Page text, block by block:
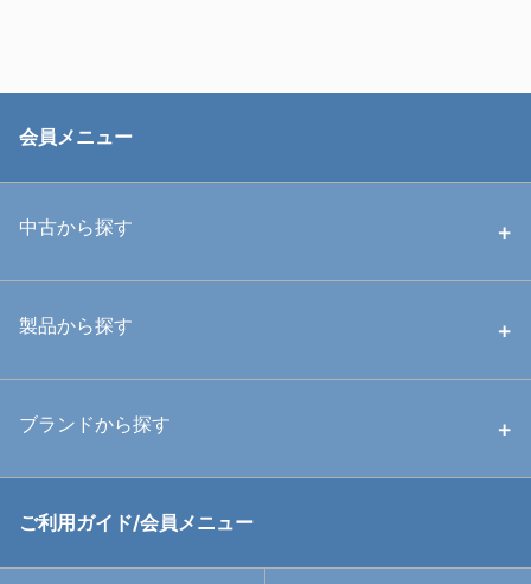
会員メニュー
中古から探す
中古ハウジング
中古アームシステム
製品から探す
ハウジング
ブランドから探す
RGBlue
ご利用ガイド/会員メニュー